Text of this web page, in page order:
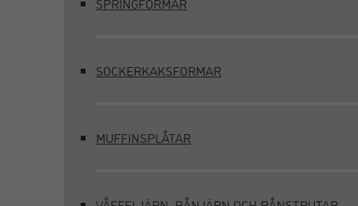
SOCKERKAKSFORMAR
MUFFINSPLÅTAR